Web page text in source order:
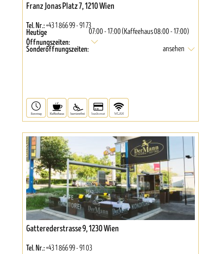
Franz Jonas Platz 7, 1210 Wien
Tel. Nr.:+43 1 866 99 - 91 73
Heutige
Öffnungszeiten:
07:00 - 17:00 (Kaffeehaus 08:00 - 17:00)
Sonderöffnungszeiten: ansehen
Gatterederstrasse 9, 1230 Wien
Tel. Nr.:+43 1 866 99 - 91 03